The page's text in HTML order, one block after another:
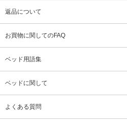
返品について
お買物に関してのFAQ
ベッド用語集
ベッドに関して
よくある質問